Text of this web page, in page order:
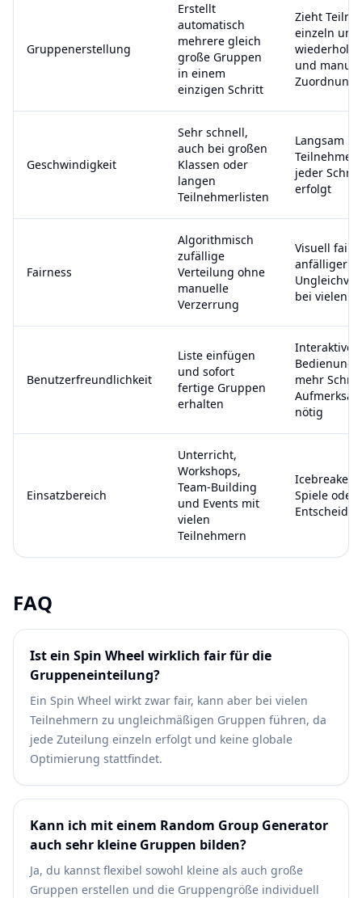
Gruppenerstellung
Erstellt
automatisch
mehrere gleich
große Gruppen
in einem
einzigen Schritt
Zieht
einzeln
und
Zuordnung
Geschwindigkeit
Sehr schnell,
auch bei großen
Klassen oder
langen
Teilnehmerlisten
Langsam
jeder
erfolgt
Fairness
Algorithmisch
zufällige
Verteilung ohne
manuelle
Verzerrung
Visuell fair,
anfälliger
bei vielen
Benutzerfreundlichkeit
Liste einfügen
und sofort
fertige Gruppen
erhalten
Interaktive
Bedienung,
mehr
nötig
Einsatzbereich
Unterricht,
Workshops,
Team-Building
und Events mit
vielen
Teilnehmern
Icebreaker,
Spiele oder
FAQ
Ist ein Spin Wheel wirklich fair für die
Gruppeneinteilung?
Ein Spin Wheel wirkt zwar fair, kann aber bei vielen
Teilnehmern zu ungleichmäßigen Gruppen führen, da
jede Zuteilung einzeln erfolgt und keine globale
Optimierung stattfindet.
Kann ich mit einem Random Group Generator
auch sehr kleine Gruppen bilden?
Ja, du kannst flexibel sowohl kleine als auch große
Gruppen erstellen und die Gruppengröße individuell